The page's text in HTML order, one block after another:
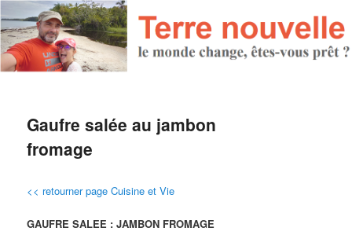
Gaufre salée au jambon
fromage
<< retourner page Cuisine et Vie
GAUFRE SALEE : JAMBON FROMAGE